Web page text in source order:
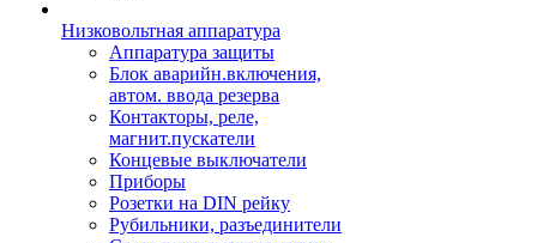
Низковольтная аппаратура
Аппаратура защиты
Блок аварийн.включения,
автом. ввода резерва
Контакторы, реле,
магнит.пускатели
Концевые выключатели
Приборы
Розетки на DIN рейку
Рубильники, разъединители